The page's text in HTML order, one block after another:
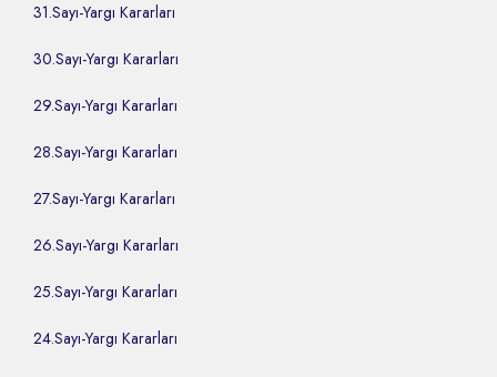
31.Sayı-Yargı Kararları
30.Sayı-Yargı Kararları
29.Sayı-Yargı Kararları
28.Sayı-Yargı Kararları
27.Sayı-Yargı Kararları
26.Sayı-Yargı Kararları
25.Sayı-Yargı Kararları
24.Sayı-Yargı Kararları